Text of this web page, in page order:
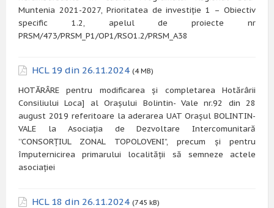
Muntenia 2021-2027, Prioritatea de investiție 1 – Obiectiv
specific 1.2, apelul de proiecte nr
PRSM/473/PRSM_P1/OP1/RSO1.2/PRSM_A38
HCL 19 din 26.11.2024 (4 MB)
HOTĂRÂRE pentru modificarea și completarea Hotărârii
Consiliului Loca] al Orașului Bolintin- Vale nr.92 din 28
august 2019 referitoare la aderarea UAT Orașul BOLINTIN-
VALE la Asociația de Dezvoltare Intercomunitară
’’CONSORȚIUL ZONAL TOPOLOVENI”, precum și pentru
împuternicirea primarului localității să semneze actele
asociației
HCL 18 din 26.11.2024 (745 kB)